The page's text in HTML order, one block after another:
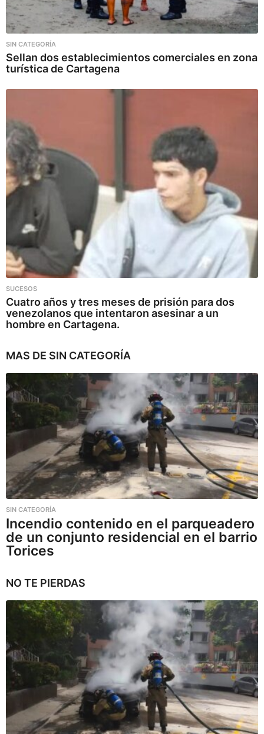
SIN CATEGORÍA
Sellan dos establecimientos comerciales en zona
turística de Cartagena
SUCESOS
Cuatro años y tres meses de prisión para dos
venezolanos que intentaron asesinar a un
hombre en Cartagena.
MAS DE SIN CATEGORÍA
SIN CATEGORÍA
Incendio contenido en el parqueadero
de un conjunto residencial en el barrio
Torices
NO TE PIERDAS